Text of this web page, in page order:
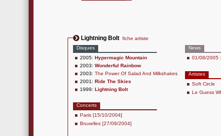
Lightning Bolt fiche artiste
Disques
2005: Hypermagic Mountain
2003: Wonderful Rainbow
2003: The Power Of Salad And Milkshakes
2001: Ride The Skies
1999: Lightning Bolt
Concerts
Paris [15/10/2004]
Bruxelles [27/09/2004]
News
01/08/2005
Artistes
Soft Circle
Le Guess